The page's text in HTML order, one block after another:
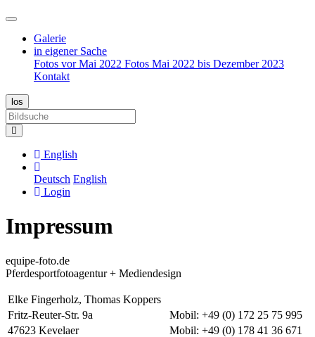
Galerie
in eigener Sache
Fotos vor Mai 2022 Fotos Mai 2022 bis Dezember 2023
Kontakt
English
Deutsch English
Login
Impressum
equipe-foto.de
Pferdesportfotoagentur + Mediendesign
Elke Fingerholz, Thomas Koppers
Fritz-Reuter-Str. 9a
Mobil: +49 (0) 172 25 75 995
47623 Kevelaer
Mobil: +49 (0) 178 41 36 671